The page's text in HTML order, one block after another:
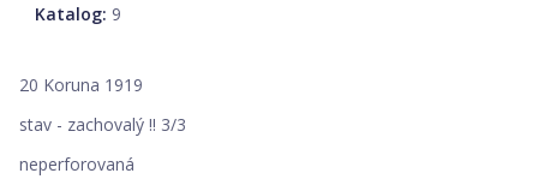
Katalog: 9
20 Koruna 1919
stav - zachovalý !! 3/3
neperforovaná